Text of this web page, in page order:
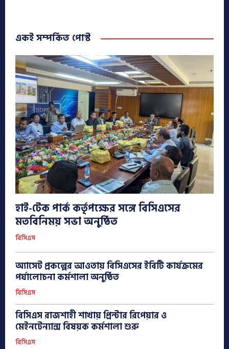
একই সম্পর্কিত পোস্ট
হাই-টেক পার্ক কর্তৃপক্ষের সঙ্গে বিসিএসের
মতবিনিময় সভা অনুষ্ঠিত
বিসিএস
অ্যাসেট প্রকল্পের আওতায় বিসিএসের ইবিটি কার্যক্রমের
পর্যালোচনা কর্মশালা অনুষ্ঠিত
বিসিএস
বিসিএস রাজশাহী শাখায় প্রিন্টার রিপেয়ার ও
মেইনটেন্যান্স বিষয়ক কর্মশালা শুরু
বিসিএস